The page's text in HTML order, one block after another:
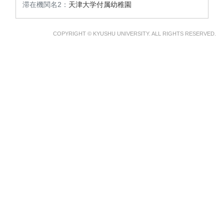
滞在機関名2： 天津大学付属幼稚園
COPYRIGHT © KYUSHU UNIVERSITY. ALL RIGHTS RESERVED.